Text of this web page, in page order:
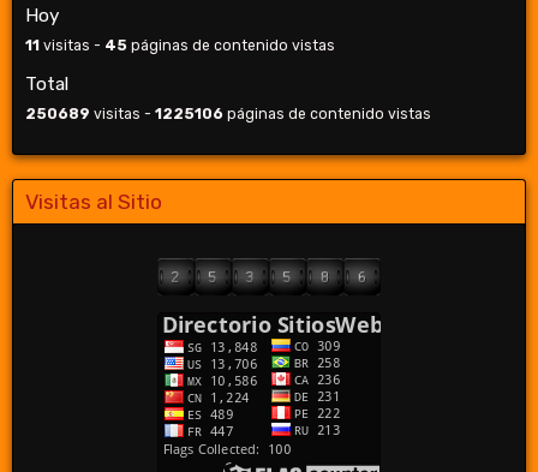
Hoy
11 visitas - 45 páginas de contenido vistas
Total
250689 visitas - 1225106 páginas de contenido vistas
Visitas al Sitio